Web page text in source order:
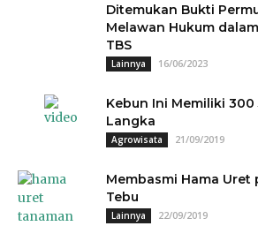
Ditemukan Bukti
Melawan Hukum
TBS
Lainnya 16/06/2023
Kebun Ini Memiliki 300
Langka
Agrowisata 21/09/2019
Membasmi Hama Uret
Tebu
Lainnya 22/09/2019